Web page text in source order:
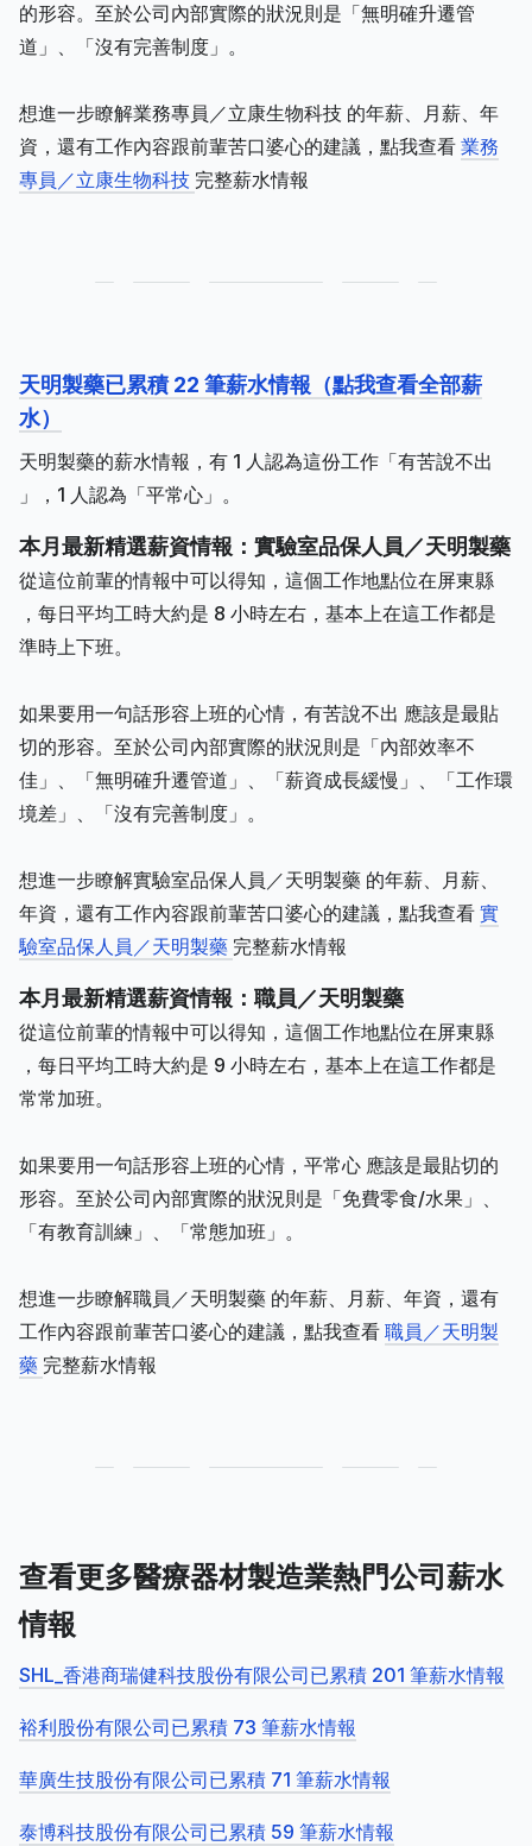
的形容。至於公司內部實際的狀況則是「無明確升遷管
道」、「沒有完善制度」。
想進一步瞭解業務專員／立康生物科技 的年薪、月薪、年
資，還有工作內容跟前輩苦口婆心的建議，點我查看 業務
專員／立康生物科技 完整薪水情報
天明製藥已累積 22 筆薪水情報（點我查看全部薪
水）
天明製藥的薪水情報，有 1 人認為這份工作「有苦說不出
」，1 人認為「平常心」。
本月最新精選薪資情報：實驗室品保人員／天明製藥
從這位前輩的情報中可以得知，這個工作地點位在屏東縣
，每日平均工時大約是 8 小時左右，基本上在這工作都是
準時上下班。
如果要用一句話形容上班的心情，有苦說不出 應該是最貼
切的形容。至於公司內部實際的狀況則是「內部效率不
佳」、「無明確升遷管道」、「薪資成長緩慢」、「工作環
境差」、「沒有完善制度」。
想進一步瞭解實驗室品保人員／天明製藥 的年薪、月薪、
年資，還有工作內容跟前輩苦口婆心的建議，點我查看 實
驗室品保人員／天明製藥 完整薪水情報
本月最新精選薪資情報：職員／天明製藥
從這位前輩的情報中可以得知，這個工作地點位在屏東縣
，每日平均工時大約是 9 小時左右，基本上在這工作都是
常常加班。
如果要用一句話形容上班的心情，平常心 應該是最貼切的
形容。至於公司內部實際的狀況則是「免費零食/水果」、
「有教育訓練」、「常態加班」。
想進一步瞭解職員／天明製藥 的年薪、月薪、年資，還有
工作內容跟前輩苦口婆心的建議，點我查看 職員／天明製
藥 完整薪水情報
查看更多醫療器材製造業熱門公司薪水
情報
SHL_香港商瑞健科技股份有限公司已累積 201 筆薪水情報
裕利股份有限公司已累積 73 筆薪水情報
華廣生技股份有限公司已累積 71 筆薪水情報
泰博科技股份有限公司已累積 59 筆薪水情報